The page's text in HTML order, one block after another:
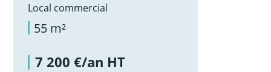
Local commercial
55 m²
7 200 €/an HT